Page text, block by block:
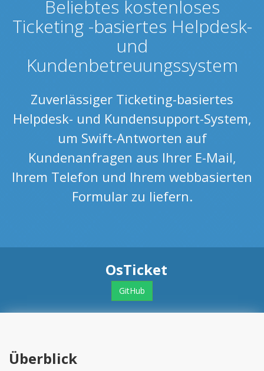
Beliebtes kostenloses
Ticketing -basiertes Helpdesk-
und
Kundenbetreuungssystem
Zuverlässiger Ticketing-basiertes
Helpdesk- und Kundensupport-System,
um Swift-Antworten auf
Kundenanfragen aus Ihrer E-Mail,
Ihrem Telefon und Ihrem webbasierten
Formular zu liefern.
OsTicket
GitHub
Überblick